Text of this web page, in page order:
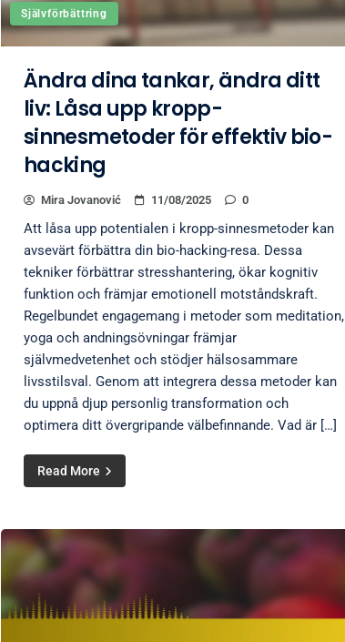
Självförbättring
Ändra dina tankar, ändra ditt
liv: Låsa upp kropp-
sinnesmetoder för effektiv bio-
hacking
Mira Jovanović 11/08/2025 0
Att låsa upp potentialen i kropp-sinnesmetoder kan
avsevärt förbättra din bio-hacking-resa. Dessa
tekniker förbättrar stresshantering, ökar kognitiv
funktion och främjar emotionell motståndskraft.
Regelbundet engagemang i metoder som meditation,
yoga och andningsövningar främjar
självmedvetenhet och stödjer hälsosammare
livsstilsval. Genom att integrera dessa metoder kan
du uppnå djup personlig transformation och
optimera ditt övergripande välbefinnande. Vad är […]
Read More